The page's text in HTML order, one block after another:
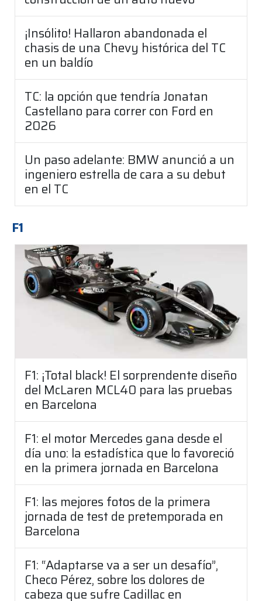
¡Insólito! Hallaron abandonada el
chasis de una Chevy histórica del TC
en un baldío
TC: la opción que tendría Jonatan
Castellano para correr con Ford en
2026
Un paso adelante: BMW anunció a un
ingeniero estrella de cara a su debut
en el TC
F1
F1: ¡Total black! El sorprendente diseño
del McLaren MCL40 para las pruebas
en Barcelona
F1: el motor Mercedes gana desde el
día uno: la estadística que lo favoreció
en la primera jornada en Barcelona
F1: las mejores fotos de la primera
jornada de test de pretemporada en
Barcelona
F1: “Adaptarse va a ser un desafío”,
Checo Pérez, sobre los dolores de
cabeza que sufre Cadillac en